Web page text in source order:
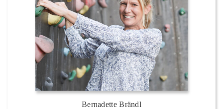
Bernadette Brändl